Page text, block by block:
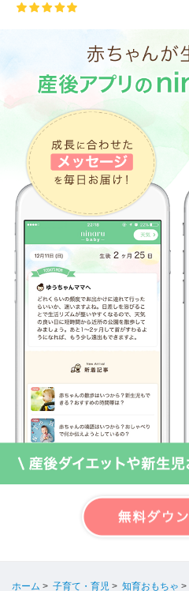
ホーム > 子育て・育児 > 知育おもちゃ >